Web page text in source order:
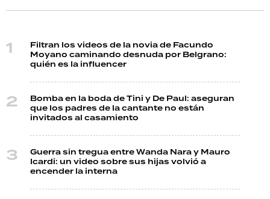
Filtran los videos de la novia de Facundo
Moyano caminando desnuda por Belgrano:
quién es la influencer
Bomba en la boda de Tini y De Paul: aseguran
que los padres de la cantante no están
invitados al casamiento
Guerra sin tregua entre Wanda Nara y Mauro
Icardi: un video sobre sus hijas volvió a
encender la interna